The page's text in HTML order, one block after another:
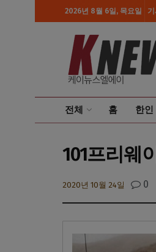
2026년 8월 6일, 목요일
전체 홈 한인
101프리웨
2020년 10월 24일 0